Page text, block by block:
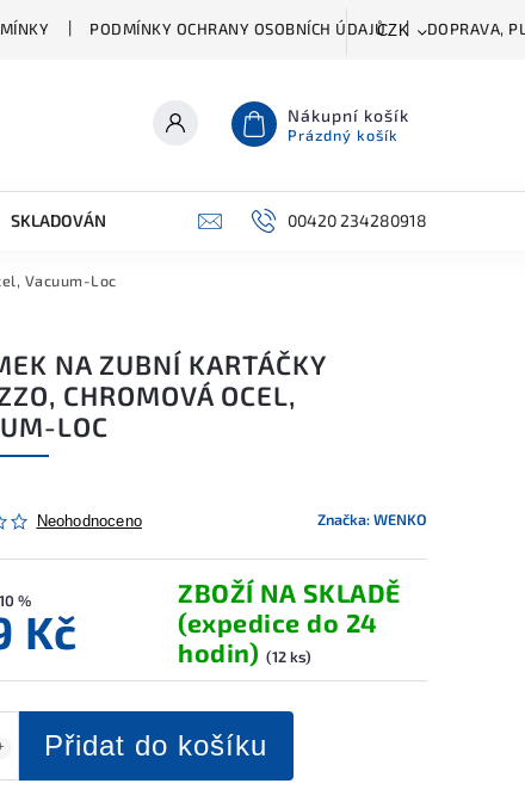
PODMÍNKY OCHRANY OSOBNÍCH ÚDAJŮ DOPRAVA,
CZK
Nákupní košík
Prázdný košík
SKLADOVÁNÍ A ČIŠTĚNÍ PŘÍSLUŠENSTVÍ
00420 234280918
Vacuum-Loc
NA ZUBNÍ KARTÁČKY
CHROMOVÁ OCEL,
LOC
Neohodnoceno Značka:WENKO
%
Kč
ZBOŽÍ NA SKLADĚ
(expedice do 24
hodin) (12 ks)
Přidat do košíku